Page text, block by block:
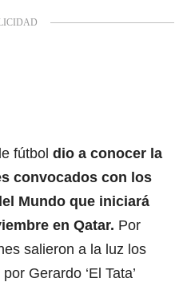
fútbol dio a conocer la
convocados con los
Mundo que iniciará
en Qatar. Por
salieron a la luz los
Gerardo ‘El Tata’